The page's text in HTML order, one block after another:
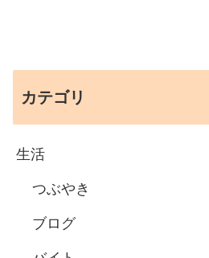
カテゴリ
生活
つぶやき
ブログ